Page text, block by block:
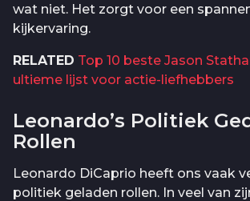
wat niet. Het zorgt voor een
kijkervaring.
RELATED Top 10 beste Jason
ultieme lijst voor actie-liefhebbers
Leonardo’s Politiek
Rollen
Leonardo DiCaprio heeft ons vaak
politiek geladen rollen. In veel van